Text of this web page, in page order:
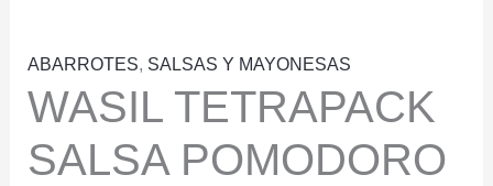
ABARROTES, SALSAS Y MAYONESAS
WASIL TETRAPACK
SALSA POMODORO